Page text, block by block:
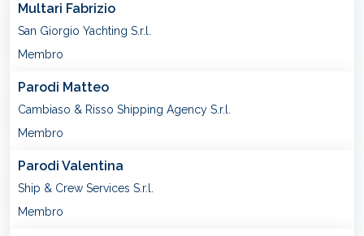
Multari Fabrizio
San Giorgio Yachting S.r.l.
Membro
Parodi Matteo
Cambiaso & Risso Shipping Agency S.r.l.
Membro
Parodi Valentina
Ship & Crew Services S.r.l.
Membro